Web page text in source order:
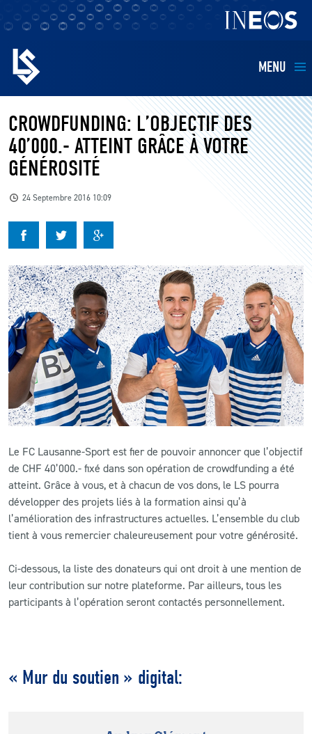
MENU
EQUIPES
BILLETTERIE
FANS
KIDS
BUSINESS
RESTAURATION
CLUB
CONTACT
ACTUALITÉS
LS E-SHOP
L’APP DU LS
LS ACADEMY CAMPS
MATCH DES CELEBRITES
PRESSE ET MEDIAS
CROWDFUNDING: L’OBJECTIF DES
40’000.- ATTEINT GRÂCE À VOTRE
GÉNÉROSITÉ
24 Septembre 2016 10:09
Le FC Lausanne-Sport est fier de pouvoir annoncer que l’objectif
de CHF 40’000.- fixé dans son opération de crowdfunding a été
atteint. Grâce à vous, et à chacun de vos dons, le LS pourra
développer des projets liés à la formation ainsi qu’à
l’amélioration des infrastructures actuelles. L’ensemble du club
tient à vous remercier chaleureusement pour votre générosité.
Ci-dessous, la liste des donateurs qui ont droit à une mention de
leur contribution sur notre plateforme. Par ailleurs, tous les
participants à l’opération seront contactés personnellement.
« Mur du soutien » digital: